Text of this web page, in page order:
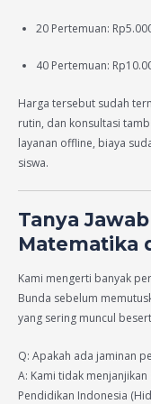
20 Pertemuan:
40 Pertemuan:
Harga tersebut sudah
rutin, dan konsultasi
layanan offline, biaya
siswa.
Tanya
Matematika
Kami mengerti banyak
Bunda sebelum
yang sering muncul
Q: Apakah ada jaminan
A: Kami tidak
Pendidikan Indonesia